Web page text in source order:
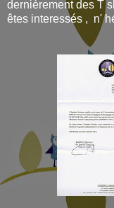
dernièrement des T
êtes interessés , n'